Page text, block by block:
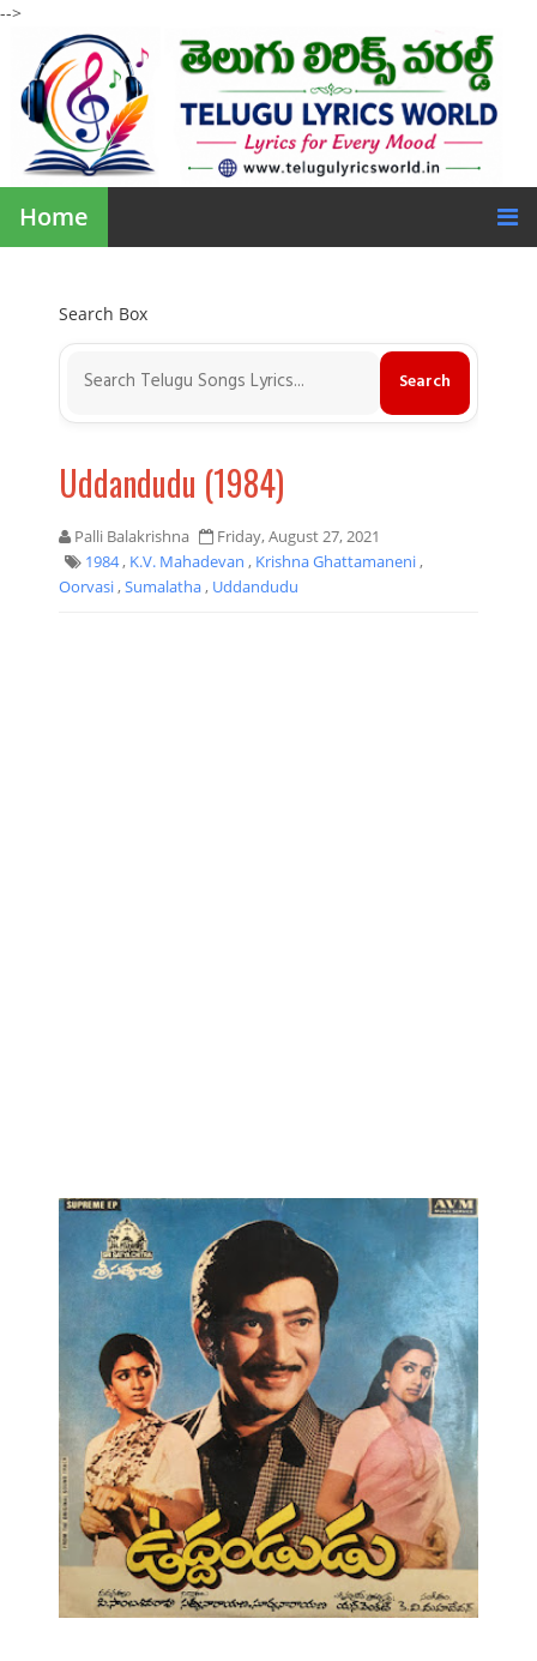
-->
Home
Search Box
Uddandudu (1984)
Palli Balakrishna
Friday, August 27, 2021
1984, K.V. Mahadevan , Krishna Ghattamaneni,
Oorvasi,Sumalatha, Uddandudu